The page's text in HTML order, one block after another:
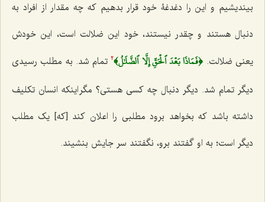
بیندیشیم و این را دغدغۀ خود قرار بدهیم که چه مقدار از افراد به
دنبال هستند و چقدر نیستند، خود این ضلالت است، این خودش
یعنی ضلالت. ﴿فَمَاذَا بَعۡدَ ٱلۡحَقِّ إِلَّا ٱلضَّلَٰلُ﴾2تمام شد. به مطلب رسیدی
دیگر تمام شد. دیگر دنبال چه کسی هستی؟ مگر اینکه انسان تکلیف
داشته باشد که بخواهد برود مطلبی را اعلان کند [که] یک مطلب
دیگر است؛ به او گفتند برو، نگفتند سر جایش بنشیند.